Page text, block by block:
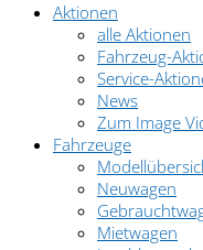
Aktionen
alle Aktionen
Fahrzeug-
Service-
News
Zum Image
Fahrzeuge
Neuwagen
Mietwagen